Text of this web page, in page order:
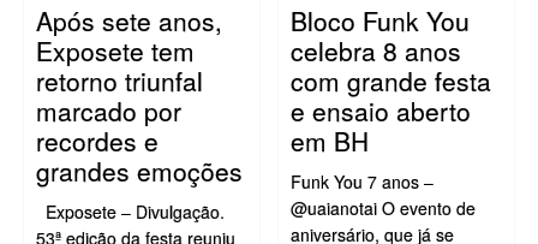
Após sete anos,
Exposete tem
retorno triunfal
marcado por
recordes e
grandes emoções
Exposete – Divulgação.
53ª edição da festa reuniu
Bloco Funk You
celebra 8 anos
com grande festa
e ensaio aberto
em BH
Funk You 7 anos –
@uaianotai O evento de
aniversário, que já se